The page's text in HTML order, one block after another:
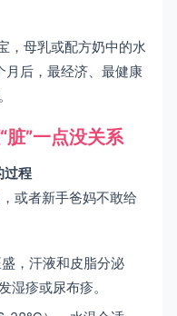
，母乳或配方奶中的水
月后，最经济、最健康
脏”一点没关系
过程
或者新手爸妈不敢给
，汗液和皮脂分泌
湿疹或尿布疹。